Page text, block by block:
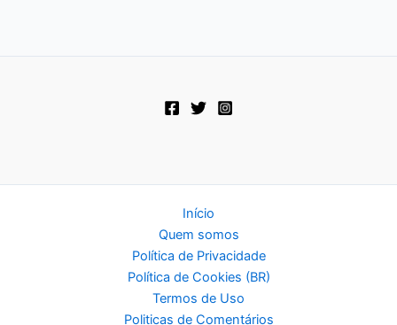
Início
Quem somos
Política de Privacidade
Política de Cookies (BR)
Termos de Uso
Politicas de Comentários